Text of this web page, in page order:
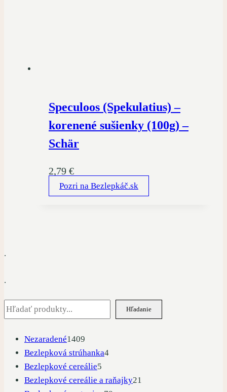
Speculoos (Spekulatius) –
korenené sušienky (100g) –
Schär
2,79 €
Pozri na Bezlepkáč.sk
.
.
Hľadať Hľadanie
Nezaradené1409
produktov
Bezlepková strúhanka44
Bezlepkové cereálie5
produktov
Bezlepkové cereálie a raňajky21